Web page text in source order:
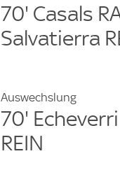
70' Casals
Salvatierra
Auswechslung
70'
REIN